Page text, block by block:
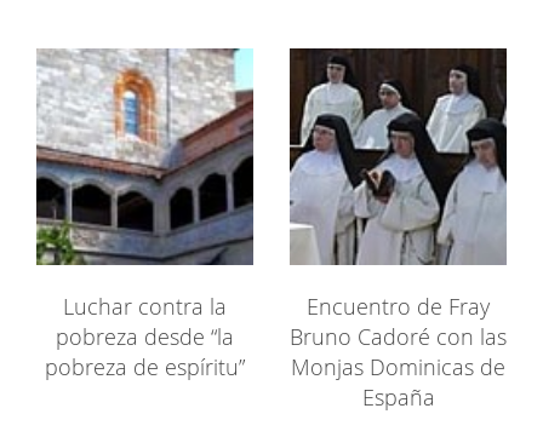
Luchar contra la
pobreza desde “la
pobreza de espíritu”
Encuentro de Fray
Bruno Cadoré con las
Monjas Dominicas de
España